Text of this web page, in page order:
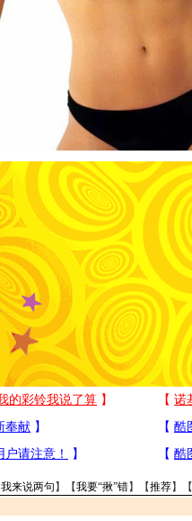
我来说两句 】【我要“揪”错】【推荐】